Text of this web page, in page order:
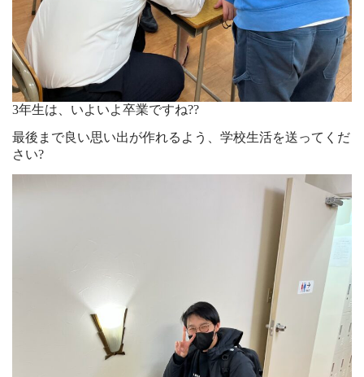
3年生は、いよいよ卒業ですね??
最後まで良い思い出が作れるよう、学校生活を送ってくだ
さい?